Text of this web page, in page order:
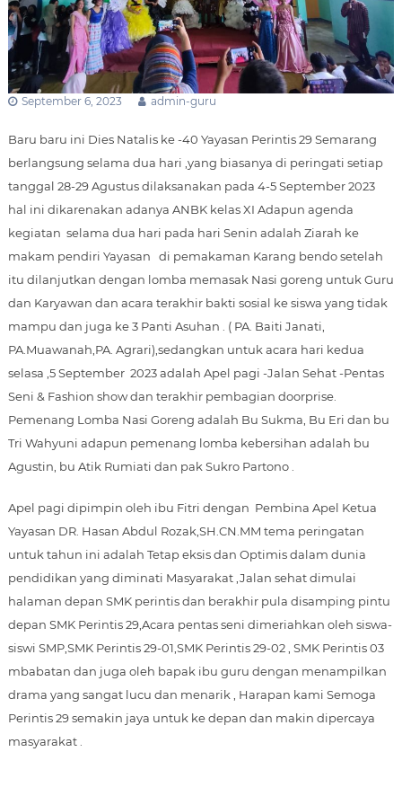
m
a
r
a
n
September 6, 2023 admin-guru
Baru baru ini Dies Natalis ke -40 Yayasan Perintis 29 Semarang
berlangsung selama dua hari ,yang biasanya di peringati setiap
tanggal 28-29 Agustus dilaksanakan pada 4-5 September 2023
hal ini dikarenakan adanya ANBK kelas XI Adapun agenda
kegiatan selama dua hari pada hari Senin adalah Ziarah ke
makam pendiri Yayasan di pemakaman Karang bendo setelah
itu dilanjutkan dengan lomba memasak Nasi goreng untuk Guru
dan Karyawan dan acara terakhir bakti sosial ke siswa yang tidak
mampu dan juga ke 3 Panti Asuhan . ( PA. Baiti Janati,
PA.Muawanah,PA. Agrari),sedangkan untuk acara hari kedua
selasa ,5 September 2023 adalah Apel pagi -Jalan Sehat -Pentas
Seni & Fashion show dan terakhir pembagian doorprise.
Pemenang Lomba Nasi Goreng adalah Bu Sukma, Bu Eri dan bu
Tri Wahyuni adapun pemenang lomba kebersihan adalah bu
Agustin, bu Atik Rumiati dan pak Sukro Partono .
Apel pagi dipimpin oleh ibu Fitri dengan Pembina Apel Ketua
Yayasan DR. Hasan Abdul Rozak,SH.CN.MM tema peringatan
untuk tahun ini adalah Tetap eksis dan Optimis dalam dunia
pendidikan yang diminati Masyarakat ,Jalan sehat dimulai
halaman depan SMK perintis dan berakhir pula disamping pintu
depan SMK Perintis 29,Acara pentas seni dimeriahkan oleh siswa-
siswi SMP,SMK Perintis 29-01,SMK Perintis 29-02 , SMK Perintis 03
mbabatan dan juga oleh bapak ibu guru dengan menampilkan
drama yang sangat lucu dan menarik , Harapan kami Semoga
Perintis 29 semakin jaya untuk ke depan dan makin dipercaya
masyarakat .